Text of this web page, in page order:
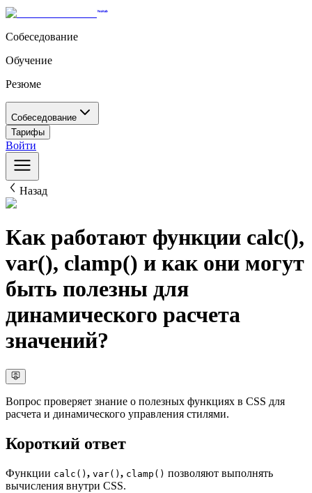
Собеседование
Обучение
Резюме
Собеседование
Тарифы
Войти
Назад
Как работают функции calc(),
var(), clamp() и как они могут
быть полезны для
динамического расчета
значений?
Вопрос проверяет знание о полезных функциях в CSS для
расчета и динамического управления стилями.
Короткий ответ
Функции calc() , var() , clamp() позволяют выполнять
вычисления внутри CSS.